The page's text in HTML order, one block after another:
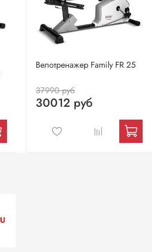
Велотренажер Family FR 25
37990 руб
30012 руб